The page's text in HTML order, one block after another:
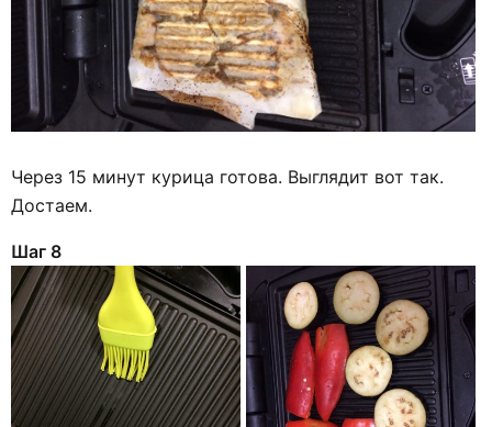
Через 15 минут курица готова. Выглядит вот так.
Достаем.
Шаг 8